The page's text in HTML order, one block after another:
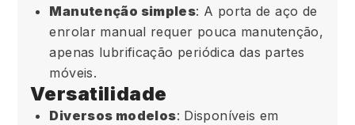
Manutenção simples: A porta de aço de
enrolar manual requer pouca manutenção,
apenas lubrificação periódica das partes
móveis.
Versatilidade
Diversos modelos: Disponíveis em